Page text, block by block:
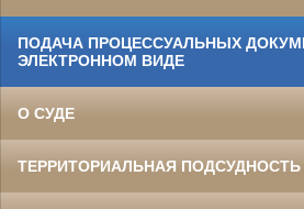
ПОДАЧА ПРОЦЕССУАЛЬНЫХ
ЭЛЕКТРОННОМ ВИДЕ
О СУДЕ
ТЕРРИТОРИАЛЬНАЯ ПОДСУДНОСТЬ